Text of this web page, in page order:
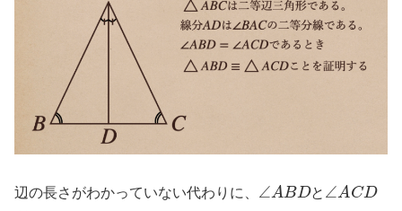
辺の長さがわかっていない代わりに、
∠ A BD
と
∠ A CD